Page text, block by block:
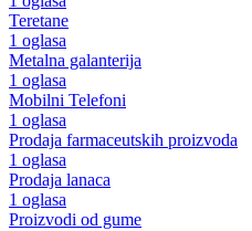
Teretane
1 oglasa
Metalna galanterija
1 oglasa
Mobilni Telefoni
1 oglasa
Prodaja farmaceutskih proizvoda
1 oglasa
Prodaja lanaca
1 oglasa
Proizvodi od gume